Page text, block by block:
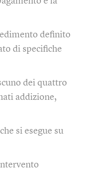
definito
di specifiche
dei quattro
addizione,
si esegue su